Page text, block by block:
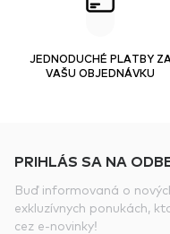
JEDNODUCHÉ PLATBY ZA
VAŠU OBJEDNÁVKU
PRIHLÁS SA NA
Buď informovaná o
exkluzívnych ponukách,
cez e-novinky!